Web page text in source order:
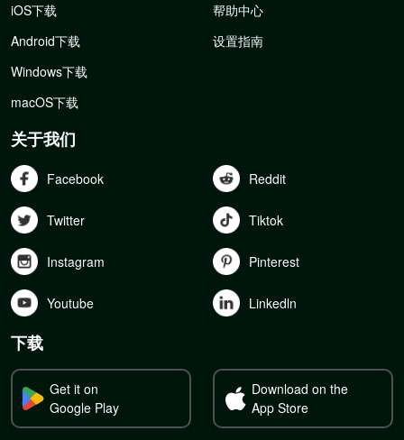
iOS下载
Android下载
Windows下载
macOS下载
帮助中心
设置指南
关于我们
Facebook Reddit
Twitter Tiktok
Instagram Pinterest
Youtube Linkedln
下载
Get it on
Google Play
Download on the
App Store